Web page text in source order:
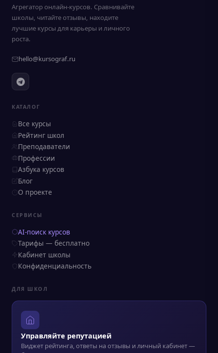
Агрегатор онлайн-курсов. Сравнивайте
школы, читайте отзывы, находите
лучшие курсы для карьеры и личного
роста.
hello@kursograf.ru
КАТАЛОГ
Все курсы
Рейтинг школ
Преподаватели
Профессии
Азбука курсов
Блог
О проекте
СЕРВИСЫ
AI-поиск курсов
Тарифы — бесплатно
Кабинет школы
Конфиденциальность
ДЛЯ ШКОЛ
Управляйте репутацией
Виджет рейтинга, ответы на отзывы и личный кабинет —